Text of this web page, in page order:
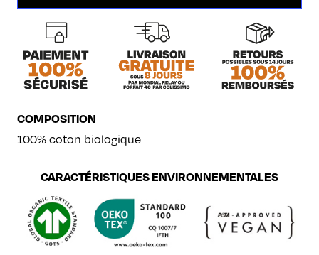
too
white
COMPOSITION
100% coton biologique
CARACTÉRISTIQUES ENVIRONNEMENTALES